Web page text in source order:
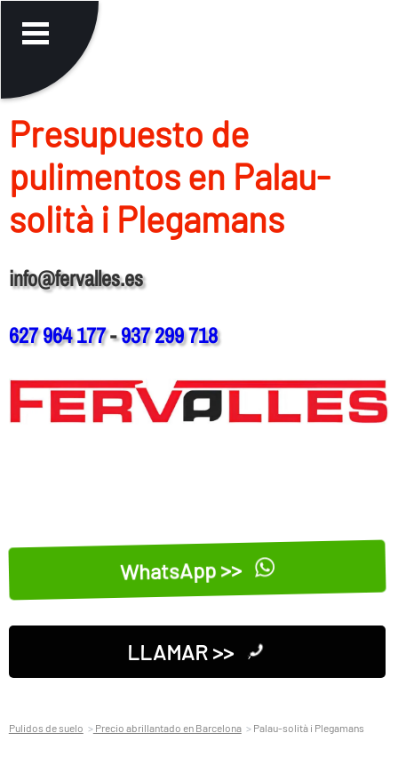
Presupuesto de
pulimentos en Palau-
solità i Plegamans
info@fervalles.es
627 964 177-937 299 718
WhatsApp >>
LLAMAR >>
Pulidos de suelo Precio abrillantado en Barcelona Palau-solità i Plegamans